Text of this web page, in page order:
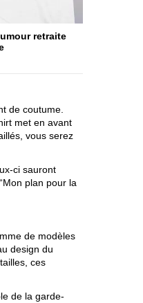
retraite
de coutume.
met en avant
vous serez
ci sauront
plan pour la
de modèles
design du
ces
de la garde-